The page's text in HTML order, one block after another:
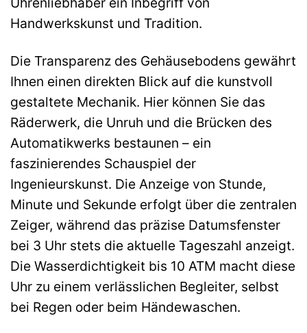
Handwerkskunst und Tradition.
Die Transparenz des Gehäusebodens gewährt
Ihnen einen direkten Blick auf die kunstvoll
gestaltete Mechanik. Hier können Sie das
Räderwerk, die Unruh und die Brücken des
Automatikwerks bestaunen – ein
faszinierendes Schauspiel der
Ingenieurskunst. Die Anzeige von Stunde,
Minute und Sekunde erfolgt über die zentralen
Zeiger, während das präzise Datumsfenster
bei 3 Uhr stets die aktuelle Tageszahl anzeigt.
Die Wasserdichtigkeit bis 10 ATM macht diese
Uhr zu einem verlässlichen Begleiter, selbst
bei Regen oder beim Händewaschen.